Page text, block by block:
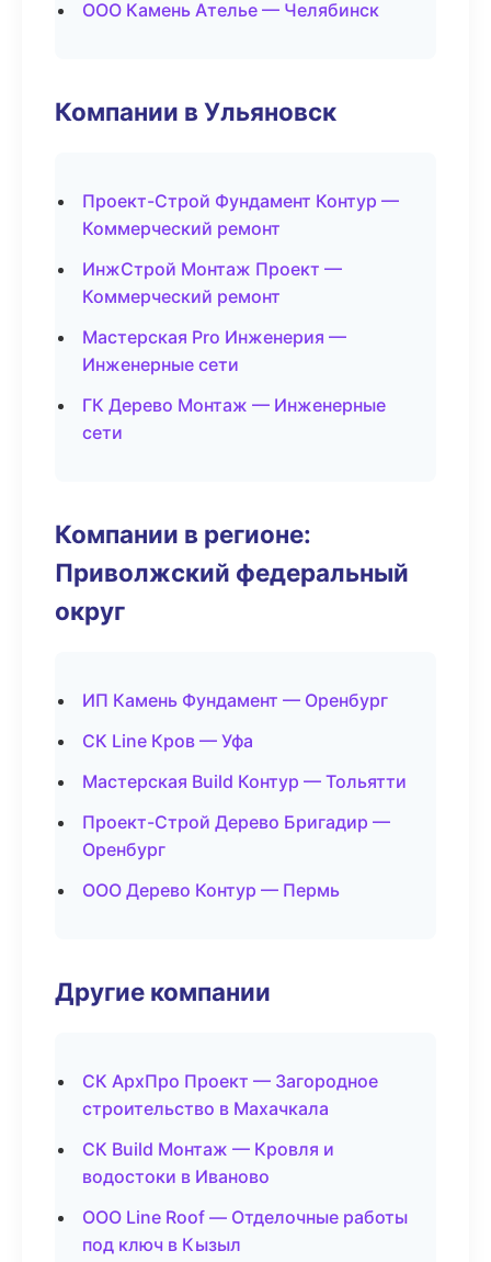
ООО Камень Ателье — Челябинск
Компании в Ульяновск
Проект-Строй Фундамент Контур —
Коммерческий ремонт
ИнжСтрой Монтаж Проект —
Коммерческий ремонт
Мастерская Pro Инженерия —
Инженерные сети
ГК Дерево Монтаж — Инженерные
сети
Компании в регионе:
Приволжский федеральный
округ
ИП Камень Фундамент — Оренбург
СК Line Кров — Уфа
Мастерская Build Контур — Тольятти
Проект-Строй Дерево Бригадир —
Оренбург
ООО Дерево Контур — Пермь
Другие компании
СК АрхПро Проект — Загородное
строительство в Махачкала
СК Build Монтаж — Кровля и
водостоки в Иваново
ООО Line Roof — Отделочные работы
под ключ в Кызыл